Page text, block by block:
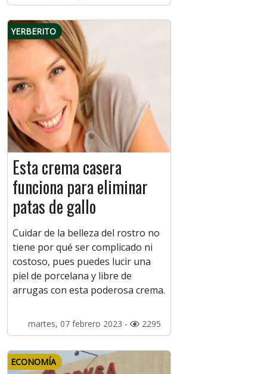
YERBERITO
Esta crema casera
funciona para eliminar
patas de gallo
Cuidar de la belleza del rostro no
tiene por qué ser complicado ni
costoso, pues puedes lucir una
piel de porcelana y libre de
arrugas con esta poderosa crema.
martes, 07 febrero 2023 - 2295
ECONOMÍA